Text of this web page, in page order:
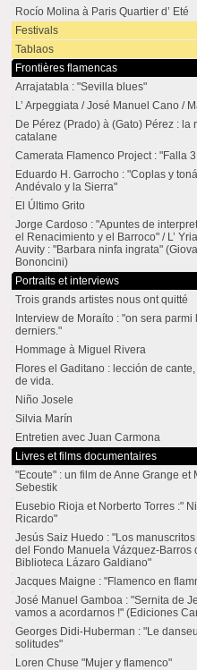
Rocío Molina à Paris Quartier d’ Eté
Festivals
Tablaos
Frontières flamencas
Arrajatabla : "Sevilla blues"
L’ Arpeggiata / José Manuel Cano /
De Pérez (Prado) à (Gato) Pérez : la
catalane
Camerata Flamenco Project : "Falla
Eduardo H. Garrocho : "Coplas y
Andévalo y la Sierra"
El Último Grito
Jorge Cardoso : "Apuntes de
el Renacimiento y el Barroco" / L’
Auvity : "Barbara ninfa ingrata"
Bononcini)
Portraits et interviews
Trois grands artistes nous ont quitté
Interview de Moraíto : "on sera parmi
derniers."
Hommage à Miguel Rivera
Flores el Gaditano : lección de
de vida.
Niño Josele
Silvia Marín
Entretien avec Juan Carmona
Livres et films documentaires
"Ecoute" : un film de Anne Grange et
Sebestik
Eusebio Rioja et Norberto Torres :"
Ricardo"
Jesús Saiz Huedo : "Los
del Fondo Manuela Vázquez-Barros
Biblioteca Lázaro Galdiano"
Jacques Maigne : "Flamenco en
José Manuel Gamboa : "Sernita de
vamos a acordarnos !" (Ediciones
Georges Didi-Huberman : "Le
solitudes"
Loren Chuse "Mujer y flamenco"